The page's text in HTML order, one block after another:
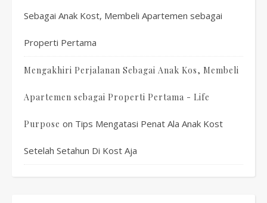
Sebagai Anak Kost, Membeli Apartemen sebagai
Properti Pertama
Mengakhiri Perjalanan Sebagai Anak Kos, Membeli
Apartemen sebagai Properti Pertama - Life
Purpose on Tips Mengatasi Penat Ala Anak Kost
Setelah Setahun Di Kost Aja